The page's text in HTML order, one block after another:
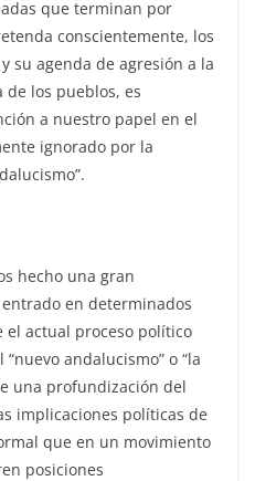
que terminan por
conscientemente, los
su agenda de agresión a la
los pueblos, es
a nuestro papel en el
ignorado por la
hecho una gran
en determinados
el actual proceso político
andalucismo” o “la
una profundización del
implicaciones políticas de
que en un movimiento
posiciones